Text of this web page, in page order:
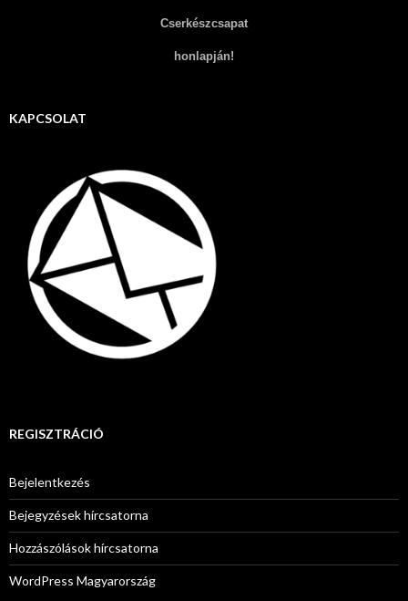
Cserkészcsapat
honlapján!
KAPCSOLAT
REGISZTRÁCIÓ
Bejelentkezés
Bejegyzések hírcsatorna
Hozzászólások hírcsatorna
WordPress Magyarország